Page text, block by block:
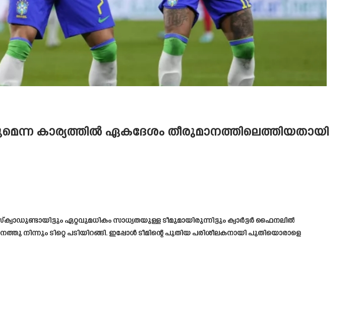
കാര്യത്തിൽ ഏകദേശം തീരുമാനത്തിലെത്തിയതായി
ഏറ്റവുമധികം സാധ്യതയുള്ള ടീമുമായിരുന്നിട്ടും ക്വാർട്ടർ ഫൈനലിൽ
ടിറ്റെ പടിയിറങ്ങി. ഇപ്പോൾ ടീമിന്റെ പുതിയ പരിശീലകനായി പുതിയൊരാളെ